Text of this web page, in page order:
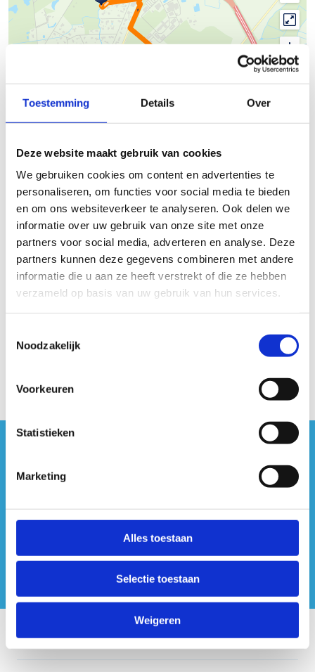
Toestemming Details Over
Deze website maakt gebruik van cookies
We gebruiken cookies om content en advertenties te
personaliseren, om functies voor social media te bieden
en om ons websiteverkeer te analyseren. Ook delen we
informatie over uw gebruik van onze site met onze
partners voor social media, adverteren en analyse. Deze
partners kunnen deze gegevens combineren met andere
informatie die u aan ze heeft verstrekt of die ze hebben
verzameld op basis van uw gebruik van hun services.
Noodzakelijk
Voorkeuren
Statistieken
Marketing
Alles toestaan
Selectie toestaan
Weigeren
Kaartgegevens© Thunderforest© OpenStreetMap contributors
Beschrijving van de route
Startplaatsen
#sportersbelevenmeer
Onze centra